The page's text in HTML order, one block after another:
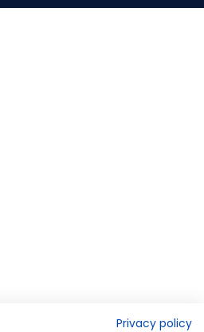
Privacy policy